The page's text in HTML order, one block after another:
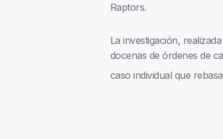
Raptors.
La investigación,
docenas de órdenes de
caso individual que